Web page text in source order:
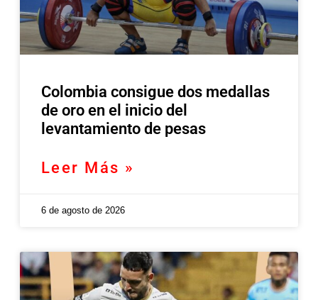
Colombia consigue dos medallas
de oro en el inicio del
levantamiento de pesas
Leer Más »
6 de agosto de 2026